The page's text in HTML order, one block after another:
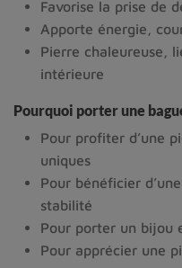
Favorise la prise de
Apporte énergie,
Pierre chaleureuse,
intérieure
Pourquoi porter une
Pour profiter d’une
uniques
Pour bénéficier
stabilité
Pour porter un bijou
Pour apprécier une